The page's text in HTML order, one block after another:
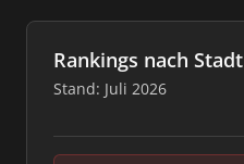
Rankings nach Stadt
Stand: Juli 2026